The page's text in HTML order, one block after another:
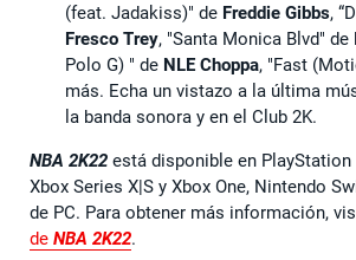
(feat. Jadakiss)" de Freddie Gibbs,
Fresco Trey, "Santa Monica Blvd" de
Polo G) " de NLE Choppa, "Fast
más. Echa un vistazo a la última
la banda sonora y en el Club 2K.
NBA 2K22 está disponible en PlayStation
Xbox Series X|S y Xbox One, Nintendo
de PC. Para obtener más información,
de NBA 2K22.